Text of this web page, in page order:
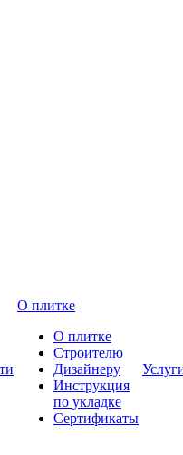
О плитке
О плитке
Строителю
Дизайнеру
Инструкция
по укладке
Сертификаты